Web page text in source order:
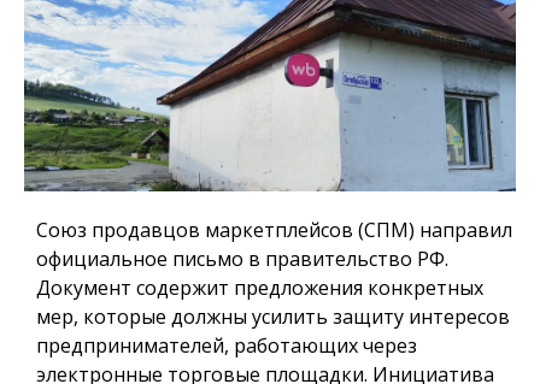
Союз продавцов маркетплейсов (СПМ) направил
официальное письмо в правительство РФ.
Документ содержит предложения конкретных
мер, которые должны усилить защиту интересов
предпринимателей, работающих через
электронные торговые площадки. Инициатива